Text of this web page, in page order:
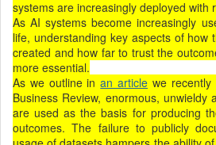
systems are increasingly deployed with
As AI systems become increasingly
life, understanding key aspects of how
created and how far to trust the
more essential.
As we outline inan article we recently
Business Review, enormous, unwieldy
are used as the basis for producing
outcomes. The failure to publicly